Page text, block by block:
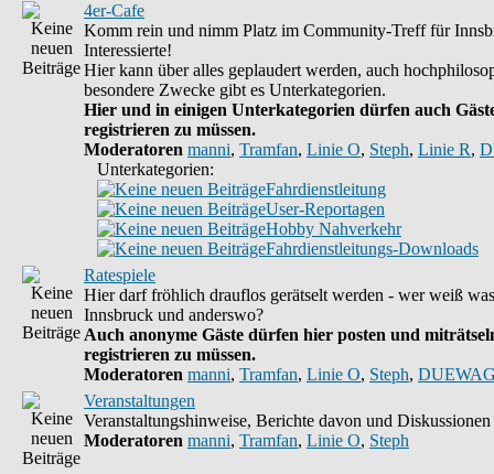
4er-Cafe
Komm rein und nimm Platz im Community-Treff für
Interessierte!
Hier kann über alles geplaudert werden, auch
besondere Zwecke gibt es Unterkategorien.
Hier und in einigen Unterkategorien dürfen auch
registrieren zu müssen.
Moderatoren manni, Tramfan, Linie O, Steph, Linie R,
Unterkategorien:
Fahrdienstleitung
User-Reportagen
Hobby Nahverkehr
Fahrdienstleitungs-Downloads
Ratespiele
Hier darf fröhlich drauflos gerätselt werden - wer weiß
Innsbruck und anderswo?
Auch anonyme Gäste dürfen hier posten und
registrieren zu müssen.
Moderatoren manni, Tramfan, Linie O, Steph,
Veranstaltungen
Veranstaltungshinweise, Berichte davon und Diskussionen
Moderatoren manni, Tramfan, Linie O, Steph